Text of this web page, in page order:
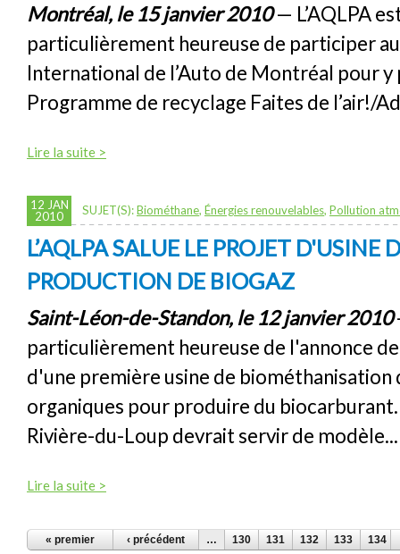
Montréal, le 15 janvier 2010— L’AQLPA
particulièrement heureuse de participer
International de l’Auto de Montréal pour
Programme de recyclage Faites de l’air!/
Lire la suite >
12 JAN
2010
SUJET(S):Biométhane, Énergies renouvelables, Pollution
L’AQLPA SALUE LE PROJET D'USINE
PRODUCTION DE BIOGAZ
Saint-Léon-de-Standon, le 12 janvier 2010
particulièrement heureuse de l'annonce
d'une première usine de biométhanisation
organiques pour produire du
Rivière-du-Loup devrait servir de modèle...
Lire la suite >
PAGES
« premier ‹ précédent … 130 131 132 133 134